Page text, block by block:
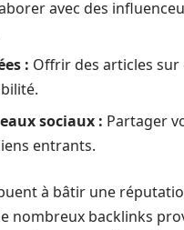
avec des
: Offrir des articles
sociaux : Partager
entrants.
à bâtir une
nombreux backlinks